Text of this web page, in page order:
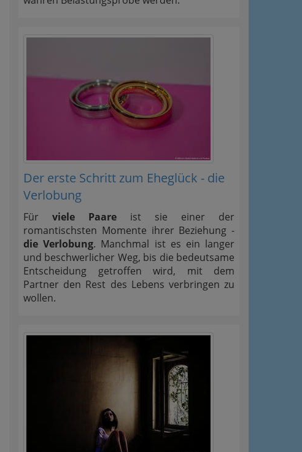
Der erste Schritt zum Eheglück - die
Verlobung
Für viele Paare ist sie einer der
romantischsten Momente ihrer Beziehung -
die Verlobung. Manchmal ist es ein langer
und beschwerlicher Weg, bis die bedeutsame
Entscheidung getroffen wird, mit dem
Partner den Rest des Lebens verbringen zu
wollen.